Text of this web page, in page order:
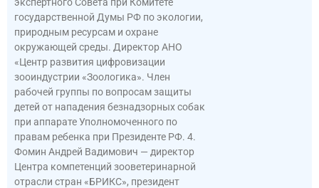
государственной Думы РФ по экологии,
природным ресурсам и охране
окружающей среды. Директор АНО
«Центр развития цифровизации
зооиндустрии «Зоологика». Член
рабочей группы по вопросам защиты
детей от нападения безнадзорных собак
при аппарате Уполномоченного по
правам ребенка при Президенте РФ. 4.
Фомин Андрей Вадимович — директор
Центра компетенций зооветеринарной
отрасли стран «БРИКС», президент